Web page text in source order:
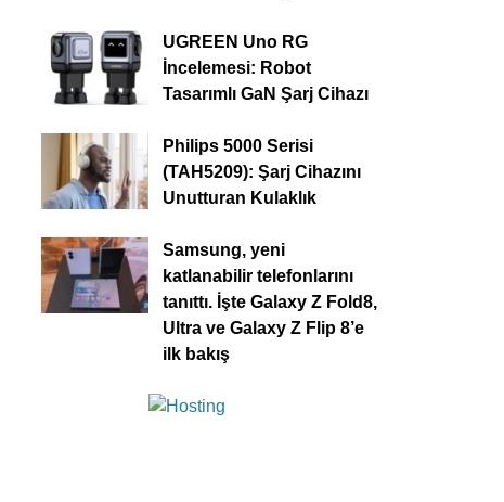
UGREEN Uno RG
İncelemesi: Robot
Tasarımlı GaN Şarj Cihazı
Philips 5000 Serisi
(TAH5209): Şarj Cihazını
Unutturan Kulaklık
Samsung, yeni
katlanabilir telefonlarını
tanıttı. İşte Galaxy Z Fold8,
Ultra ve Galaxy Z Flip 8’e
ilk bakış